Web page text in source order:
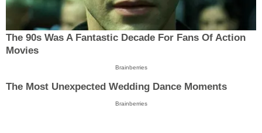
The 90s Was A Fantastic Decade For Fans Of Action
Movies
Brainberries
The Most Unexpected Wedding Dance Moments
Brainberries